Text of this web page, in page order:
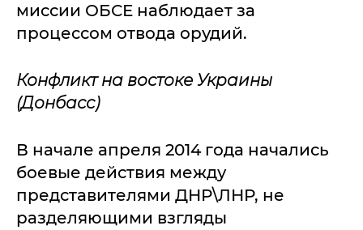
миссии ОБСЕ наблюдает за
процессом отвода орудий.
Конфликт на востоке Украины
(Донбасс)
В начале апреля 2014 года начались
боевые действия между
представителями ДНР\ЛНР, не
разделяющими взгляды